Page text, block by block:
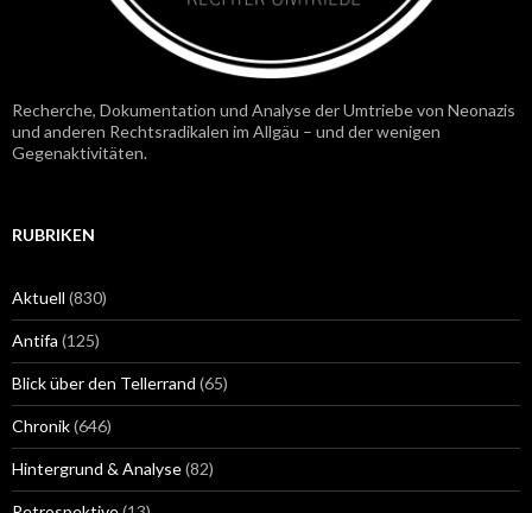
Recherche, Dokumentation und Analyse der Umtriebe von Neonazis
und anderen Rechtsradikalen im Allgäu – und der wenigen
Gegenaktivitäten.
RUBRIKEN
Aktuell (830)
Antifa (125)
Blick über den Tellerrand (65)
Chronik(646)
Hintergrund & Analyse(82)